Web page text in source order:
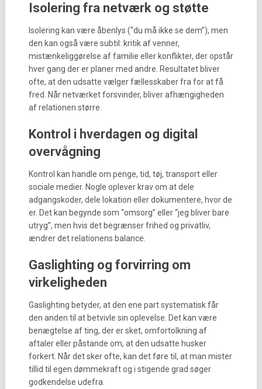
Isolering fra netværk og støtte
Isolering kan være åbenlys (“du må ikke se dem”), men
den kan også være subtil: kritik af venner,
mistænkeliggørelse af familie eller konflikter, der opstår
hver gang der er planer med andre. Resultatet bliver
ofte, at den udsatte vælger fællesskaber fra for at få
fred. Når netværket forsvinder, bliver afhængigheden
af relationen større.
Kontrol i hverdagen og digital
overvågning
Kontrol kan handle om penge, tid, tøj, transport eller
sociale medier. Nogle oplever krav om at dele
adgangskoder, dele lokation eller dokumentere, hvor de
er. Det kan begynde som “omsorg” eller “jeg bliver bare
utryg”, men hvis det begrænser frihed og privatliv,
ændrer det relationens balance.
Gaslighting og forvirring om
virkeligheden
Gaslighting betyder, at den ene part systematisk får
den anden til at betvivle sin oplevelse. Det kan være
benægtelse af ting, der er sket, omfortolkning af
aftaler eller påstande om, at den udsatte husker
forkert. Når det sker ofte, kan det føre til, at man mister
tillid til egen dømmekraft og i stigende grad søger
godkendelse udefra.